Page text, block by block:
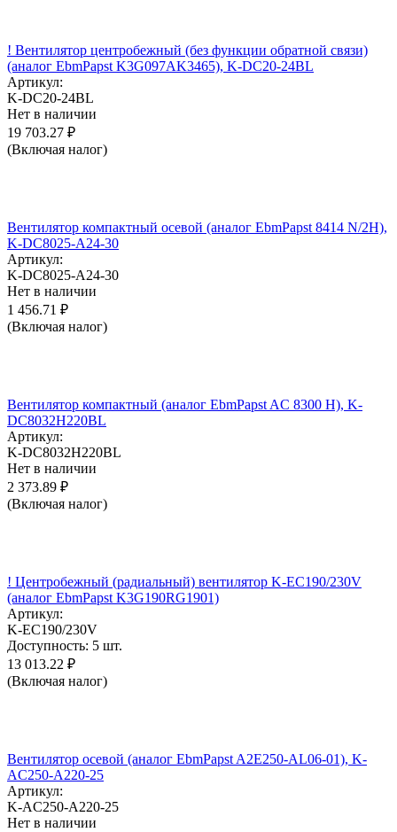
! Вентилятор центробежный (без функции обратной связи)
(аналог EbmPapst K3G097AK3465), K-DC20-24BL
Артикул:
K-DC20-24BL
Нет в наличии
19 703.27 ₽
(Включая налог)
Вентилятор компактный осевой (аналог EbmPapst 8414 N/2H),
K-DC8025-A24-30
Артикул:
K-DC8025-A24-30
Нет в наличии
1 456.71 ₽
(Включая налог)
Вентилятор компактный (аналог EbmPapst AC 8300 H), K-
DC8032H220BL
Артикул:
K-DC8032H220BL
Нет в наличии
2 373.89 ₽
(Включая налог)
! Центробежный (радиальный) вентилятор K-EC190/230V
(аналог EbmPapst K3G190RG1901)
Артикул:
K-EC190/230V
Доступность: 5 шт.
13 013.22 ₽
(Включая налог)
Вентилятор осевой (аналог EbmPapst A2E250-AL06-01), K-
AC250-A220-25
Артикул:
K-AC250-A220-25
Нет в наличии